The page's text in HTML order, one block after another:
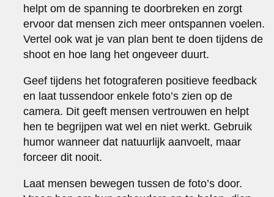
helpt om de spanning te doorbreken en zorgt
ervoor dat mensen zich meer ontspannen voelen.
Vertel ook wat je van plan bent te doen tijdens de
shoot en hoe lang het ongeveer duurt.
Geef tijdens het fotograferen positieve feedback
en laat tussendoor enkele foto’s zien op de
camera. Dit geeft mensen vertrouwen en helpt
hen te begrijpen wat wel en niet werkt. Gebruik
humor wanneer dat natuurlijk aanvoelt, maar
forceer dit nooit.
Laat mensen bewegen tussen de foto’s door.